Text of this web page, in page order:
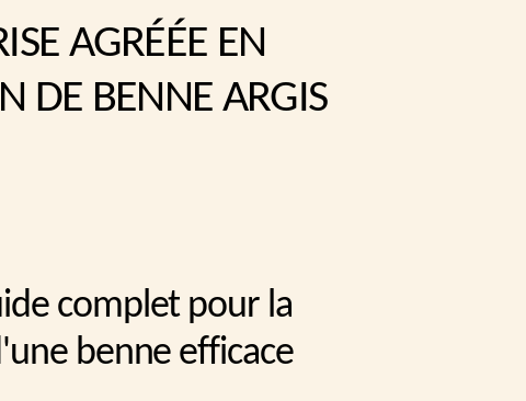
AGRÉÉE EN
DE BENNE ARGIS
complet pour la
benne efficace